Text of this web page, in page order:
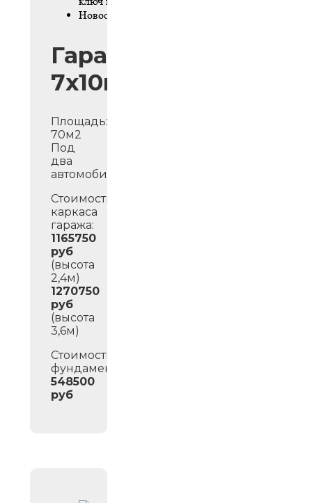
Гараж
7х10м
Площадь:
70м2
Под
два
автомобиля.
Стоимость
каркаса
гаража:
1165750
руб
(высота
2,4м)
1270750
руб
(высота
3,6м)
Стоимость
фундамента:
548500
руб